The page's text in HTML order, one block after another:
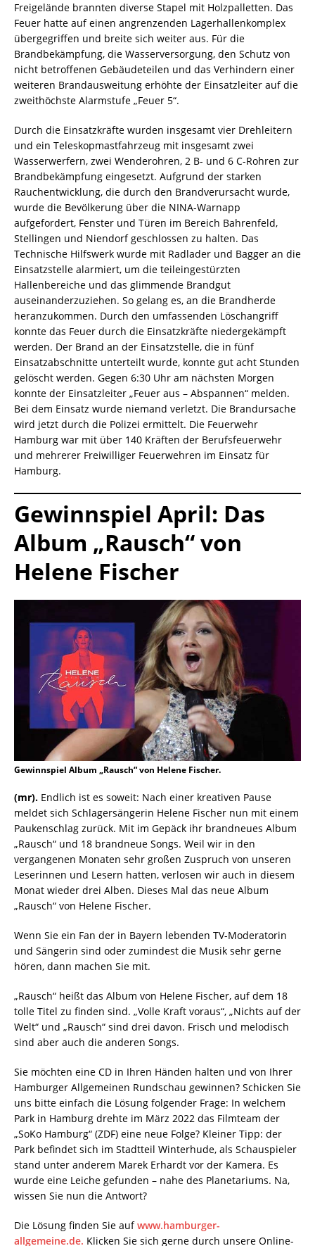
Freigelände brannten diverse Stapel mit Holzpalletten. Das
Feuer hatte auf einen angrenzenden Lagerhallenkomplex
übergegriffen und breite sich weiter aus. Für die
Brandbekämpfung, die Wasserversorgung, den Schutz von
nicht betroffenen Gebäudeteilen und das Verhindern einer
weiteren Brandausweitung erhöhte der Einsatzleiter auf die
zweithöchste Alarmstufe „Feuer 5“.
Durch die Einsatzkräfte wurden insgesamt vier Drehleitern
und ein Teleskopmastfahrzeug mit insgesamt zwei
Wasserwerfern, zwei Wenderohren, 2 B- und 6 C-Rohren zur
Brandbekämpfung eingesetzt. Aufgrund der starken
Rauchentwicklung, die durch den Brandverursacht wurde,
wurde die Bevölkerung über die NINA-Warnapp
aufgefordert, Fenster und Türen im Bereich Bahrenfeld,
Stellingen und Niendorf geschlossen zu halten. Das
Technische Hilfswerk wurde mit Radlader und Bagger an die
Einsatzstelle alarmiert, um die teileingestürzten
Hallenbereiche und das glimmende Brandgut
auseinanderzuziehen. So gelang es, an die Brandherde
heranzukommen. Durch den umfassenden Löschangriff
konnte das Feuer durch die Einsatzkräfte niedergekämpft
werden. Der Brand an der Einsatzstelle, die in fünf
Einsatzabschnitte unterteilt wurde, konnte gut acht Stunden
gelöscht werden. Gegen 6:30 Uhr am nächsten Morgen
konnte der Einsatzleiter „Feuer aus – Abspannen“ melden.
Bei dem Einsatz wurde niemand verletzt. Die Brandursache
wird jetzt durch die Polizei ermittelt. Die Feuerwehr
Hamburg war mit über 140 Kräften der Berufsfeuerwehr
und mehrerer Freiwilliger Feuerwehren im Einsatz für
Hamburg.
Gewinnspiel April: Das
Album „Rausch“ von
Helene Fischer
Gewinnspiel Album „Rausch“ von Helene Fischer.
(mr). Endlich ist es soweit: Nach einer kreativen Pause
meldet sich Schlagersängerin Helene Fischer nun mit einem
Paukenschlag zurück. Mit im Gepäck ihr brandneues Album
„Rausch“ und 18 brandneue Songs. Weil wir in den
vergangenen Monaten sehr großen Zuspruch von unseren
Leserinnen und Lesern hatten, verlosen wir auch in diesem
Monat wieder drei Alben. Dieses Mal das neue Album
„Rausch“ von Helene Fischer.
Wenn Sie ein Fan der in Bayern lebenden TV-Moderatorin
und Sängerin sind oder zumindest die Musik sehr gerne
hören, dann machen Sie mit.
„Rausch“ heißt das Album von Helene Fischer, auf dem 18
tolle Titel zu finden sind. „Volle Kraft voraus“, „Nichts auf der
Welt“ und „Rausch“ sind drei davon. Frisch und melodisch
sind aber auch die anderen Songs.
Sie möchten eine CD in Ihren Händen halten und von Ihrer
Hamburger Allgemeinen Rundschau gewinnen? Schicken Sie
uns bitte einfach die Lösung folgender Frage: In welchem
Park in Hamburg drehte im März 2022 das Filmteam der
„SoKo Hamburg“ (ZDF) eine neue Folge? Kleiner Tipp: der
Park befindet sich im Stadtteil Winterhude, als Schauspieler
stand unter anderem Marek Erhardt vor der Kamera. Es
wurde eine Leiche gefunden – nahe des Planetariums. Na,
wissen Sie nun die Antwort?
Die Lösung finden Sie aufwww.hamburger-
allgemeine.de. Klicken Sie sich gerne durch unsere Online-